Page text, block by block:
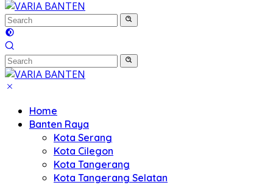
Home
Banten Raya
Kota Serang
Kota Cilegon
Kota Tangerang
Kota Tangerang Selatan